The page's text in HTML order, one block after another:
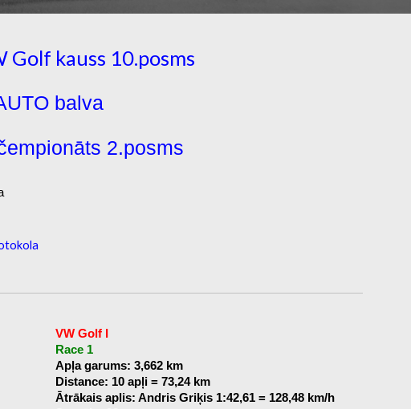
Golf kauss 10.posms
balva
2.posms
VW Golf I
Race 1
Apļa garums: 3,662 km
Distance: 10 apļi = 73,24 km
Ātrākais aplis: Andris Griķis 1:42,61 = 128,48 km/h